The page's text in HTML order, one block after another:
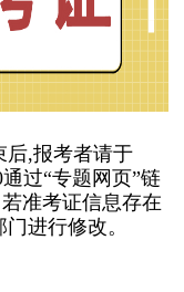
后,报考者请于
过“专题网页”链
准考证信息存在
进行修改。